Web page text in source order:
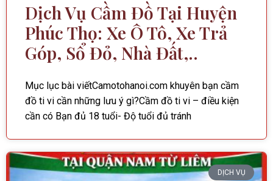
Dịch Vụ Cầm Đồ Tại Huyện
Phúc Thọ: Xe Ô Tô, Xe Trả
Góp, Sổ Đỏ, Nhà Đất,..
Mục lục bài viếtCamotohanoi.com khuyên bạn cầm
đồ ti vi cần những lưu ý gì?Cầm đồ ti vi – điều kiện
cần có Bạn đủ 18 tuổi- Độ tuổi đủ tránh
DỊCH VỤ